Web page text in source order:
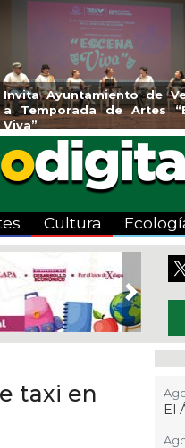
Ayuntamiento de
de Artes
Cultura
Next
taxi en
El